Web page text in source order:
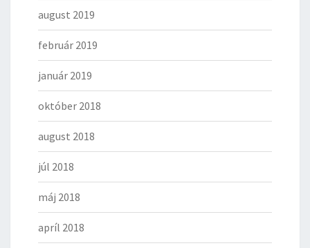
august 2019
február 2019
január 2019
október 2018
august 2018
júl 2018
máj 2018
apríl 2018